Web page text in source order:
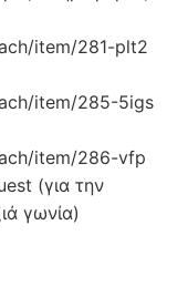
item/281-plt2
item/285-5igs
item/286-vfp
(για την
γωνία)